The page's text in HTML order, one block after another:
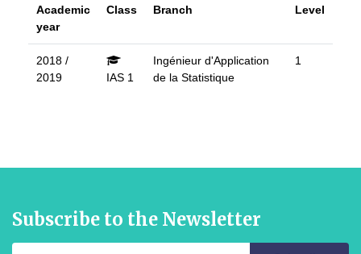
Academic
year
Class Branch Level
2018 /
2019
IAS 1
Ingénieur d'Application
de la Statistique
1
Subscribe to the Newsletter